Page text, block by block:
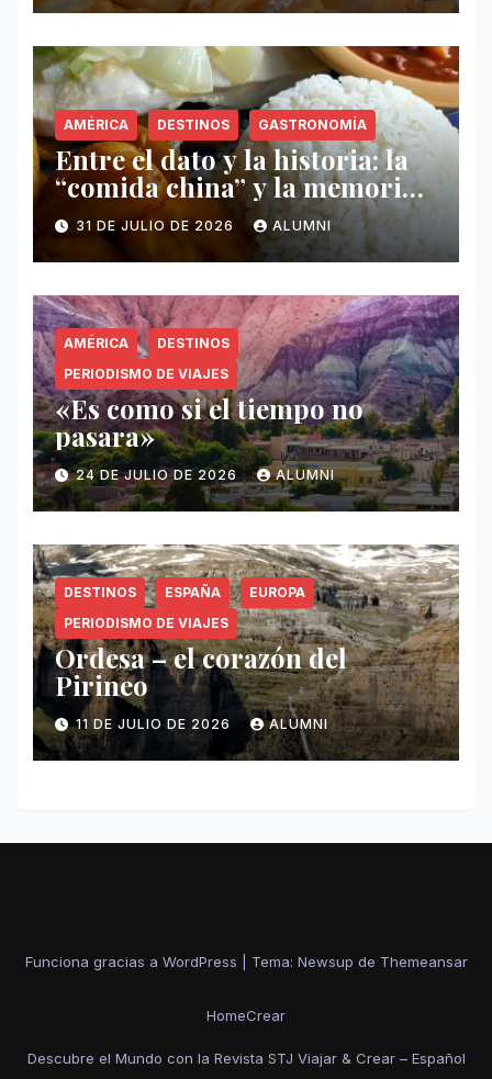
AMÉRICA DESTINOS GASTRONOMÍA
Entre el dato y la historia: la
“comida china” y la memoria
invisible en Puerto Rico
31 DE JULIO DE 2026 ALUMNI
AMÉRICA
DESTINOS
PERIODISMO DE VIAJES
«Es como si el tiempo no
pasara»
24 DE JULIO DE 2026 ALUMNI
DESTINOS ESPAÑA
EUROPA
PERIODISMO DE VIAJES
Ordesa – el corazón del
Pirineo
11 DE JULIO DE 2026 ALUMNI
Funciona gracias a WordPress Tema: Newsup de Themeansar
HomeCrear
Descubre el Mundo con la Revista STJ Viajar & Crear – Español